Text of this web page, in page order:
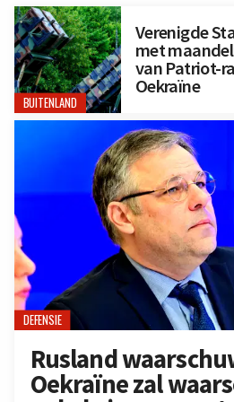
BUITENLAND
Verenigde
met
van Patriot-
Oekraïne
DEFENSIE
Rusland
Oekraïne zal